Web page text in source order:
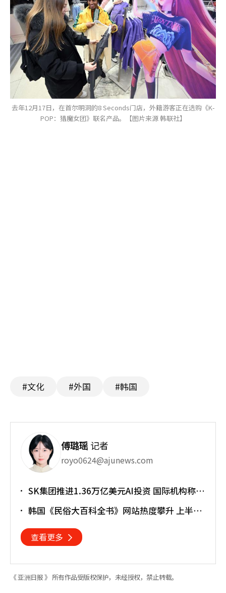
去年12月17日，在首尔明洞的8 Seconds门店，外籍游客正在选购《K-
POP：猎魔女团》联名产品。【图片来源 韩联社】
#文化 #外国 #韩国
傅璐瑶 记者
royo0624@ajunews.com
SK集团推进1.36万亿美元AI投资 国际机构称将
韩国《民俗大百科全书》网站热度攀升 上半年
查看更多
《 亚洲日报 》 所有作品受版权保护，未经授权，禁止转载。